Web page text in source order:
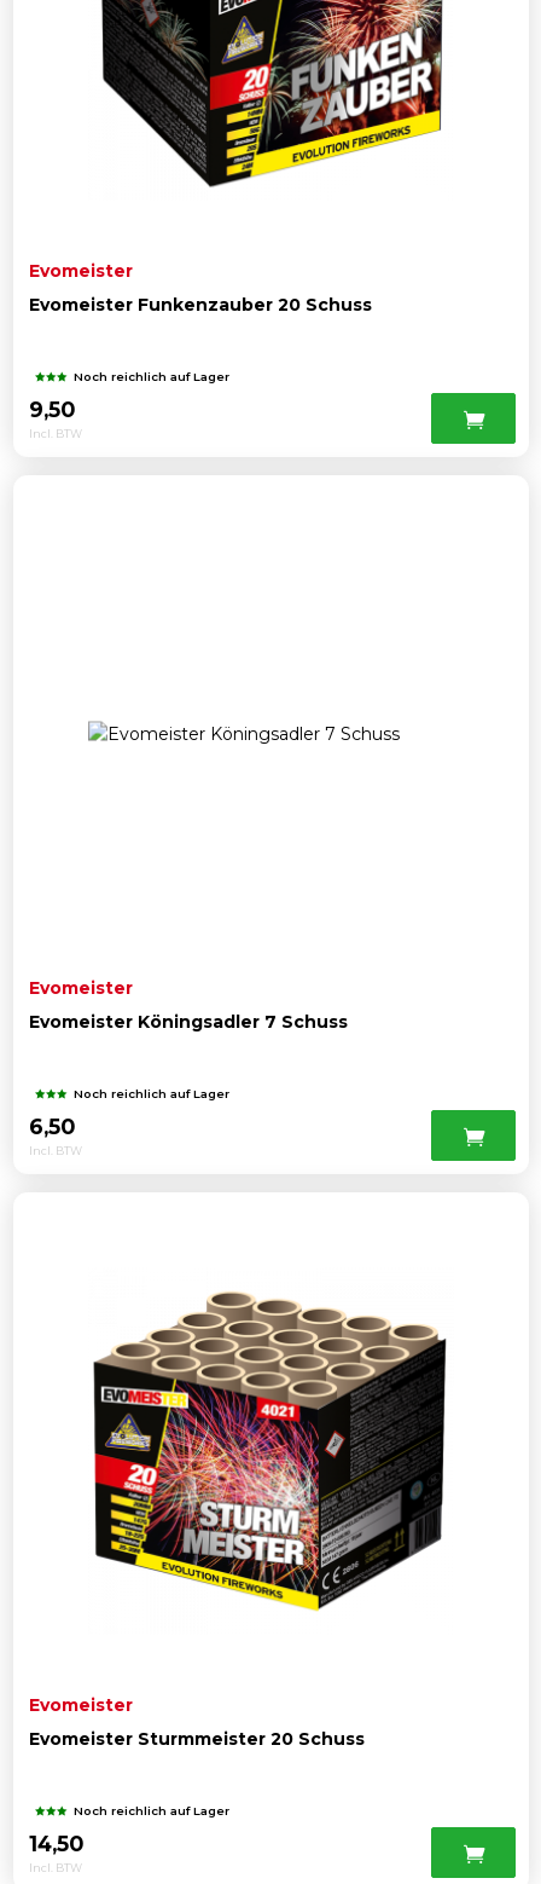
Evomeister
Evomeister Funkenzauber 20 Schuss
Noch reichlich auf Lager
9,50
Incl. BTW
Evomeister
Evomeister Köningsadler 7 Schuss
Noch reichlich auf Lager
6,50
Incl. BTW
Evomeister
Evomeister Sturmmeister 20 Schuss
Noch reichlich auf Lager
14,50
Incl. BTW